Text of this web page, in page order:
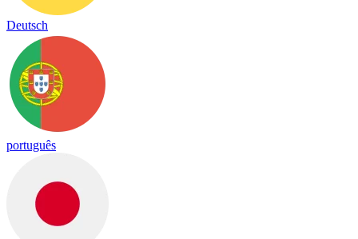
Deutsch
português